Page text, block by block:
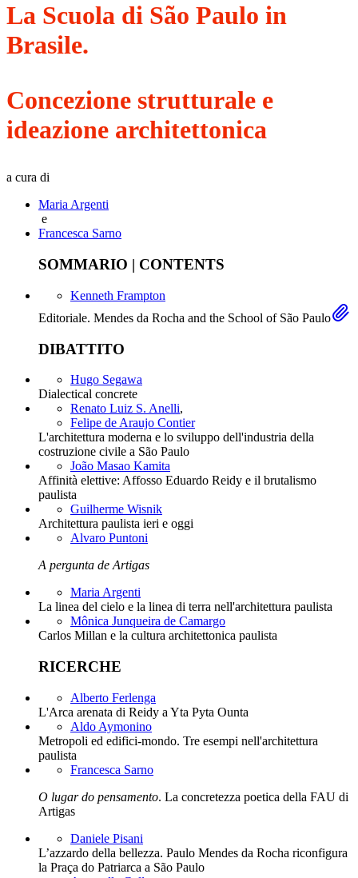
La Scuola di São Paulo in
Brasile.
Concezione strutturale e
ideazione architettonica
a cura di
Maria Argenti
e
Francesca Sarno
SOMMARIO | CONTENTS
Kenneth Frampton
Editoriale. Mendes da Rocha and the School of São Paulo
DIBATTITO
Hugo Segawa
Dialectical concrete
Renato Luiz S. Anelli,
Felipe de Araujo Contier
L'architettura moderna e lo sviluppo dell'industria della
costruzione civile a São Paulo
João Masao Kamita
Affinità elettive: Affosso Eduardo Reidy e il brutalismo
paulista
Guilherme Wisnik
Architettura paulista ieri e oggi
Alvaro Puntoni
A pergunta de Artigas
Maria Argenti
La linea del cielo e la linea di terra nell'architettura paulista
Mônica Junqueira de Camargo
Carlos Millan e la cultura architettonica paulista
RICERCHE
Alberto Ferlenga
L'Arca arenata di Reidy a Yta Pyta Ounta
Aldo Aymonino
Metropoli ed edifici-mondo. Tre esempi nell'architettura
paulista
Francesca Sarno
O lugar do pensamento. La concretezza poetica della FAU di
Artigas
Daniele Pisani
L’azzardo della bellezza. Paulo Mendes da Rocha riconfigura
la Praça do Patriarca a São Paulo